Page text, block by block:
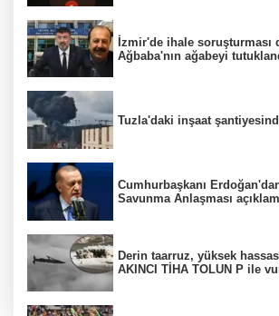
İzmir'de ihale soruşturması
Ağbaba'nın ağabeyi
Tuzla'daki inşaat
Cumhurbaşkanı
Savunma Anlaşması
Derin taarruz, yüksek
AKINCI TİHA TOLUN P ile